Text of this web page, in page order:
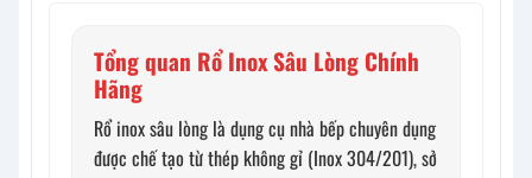
Tổng quan Rổ Inox Sâu Lòng Chính
Hãng
Rổ inox sâu lòng là dụng cụ nhà bếp chuyên dụng
được chế tạo từ thép không gỉ (Inox 304/201), sở